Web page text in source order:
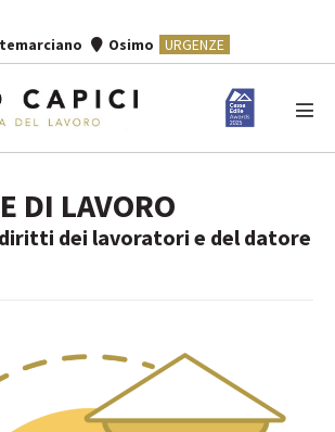
Osimo URGENZE
DI LAVORO
dei lavoratori e del datore